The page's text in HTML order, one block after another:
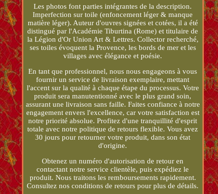
Les photos font parties intégrantes de la description.
Imperfection sur toile (enfoncement léger & manque
matière léger). Auteur d'ouvres signées et cotées, il a été
distingué par l'Académie Tiburtina (Rome) et titulaire de
la Légion d'Or Union Art & Lettres. Collector recherché,
ses toiles évoquent la Provence, les bords de mer et les
villages avec élégance et poésie.
En tant que professionnel, nous nous engageons à vous
fournir un service de livraison exemplaire, mettant
l'accent sur la qualité à chaque étape du processus. Votre
produit sera manutentionné avec le plus grand soin,
assurant une livraison sans faille. Faites confiance à notre
engagement envers l'excellence, car votre satisfaction est
notre priorité absolue. Profitez d'une tranquillité d'esprit
totale avec notre politique de retours flexible. Vous avez
30 jours pour retourner votre produit, dans son état
d'origine.
Obtenez un numéro d'autorisation de retour en
contactant notre service clientèle, puis expédiez le
produit. Nous traitons les remboursements rapidement.
Consultez nos conditions de retours pour plus de détails.